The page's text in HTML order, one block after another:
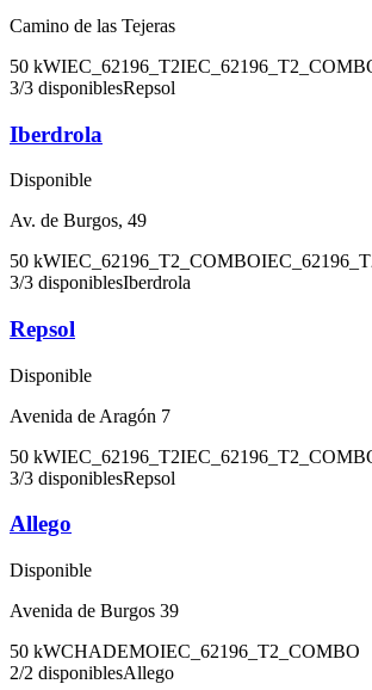
Camino de las Tejeras
50 kWIEC_62196_T2
3/3 disponiblesRepsol
Iberdrola
Disponible
Av. de Burgos, 49
50 kWIEC_62196_T2_COMBO
3/3 disponiblesIberdrola
Repsol
Disponible
Avenida de Aragón 7
50 kWIEC_62196_T2
3/3 disponiblesRepsol
Allego
Disponible
Avenida de Burgos 39
50 kWCHADEMOIEC_62196_T2_COMBO
2/2 disponiblesAllego